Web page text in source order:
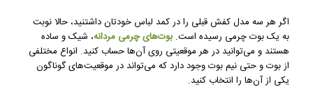
اگر هر سه مدل کفش قبلی را در کمد لباس خودتان داشتنید، حالا نوبت
به یک بوت چرمی رسیده است. بوت‌های چرمی مردانه، شیک و ساده
هستند و می‌توانید در هر موقعیتی روی آن‌ها حساب کنید. انواع مختلفی
از بوت و حتی نیم بوت وجود دارد که می‌تواند در موقعیت‌های گوناگون
یکی از آن‌ها را انتخاب کنید.